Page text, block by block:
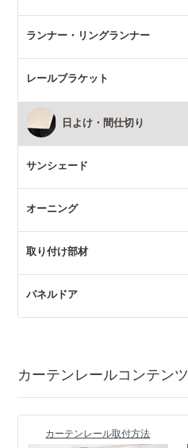
ランナー・リングランナー
レールブラケット
日よけ・間仕切り
サンシェード
オーニング
取り付け部材
パネルドア
カーテンレールコンテンツ
カーテンレール取付方法